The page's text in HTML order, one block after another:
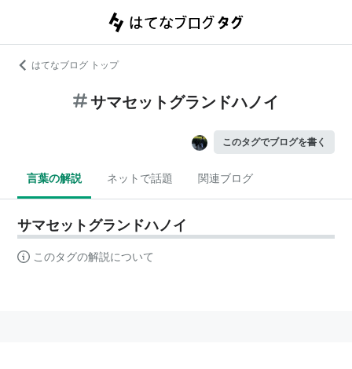
はてなブログ トップ
サマセットグランドハノイ
このタグでブログを書く
言葉の解説 ネットで話題 関連ブログ
サマセットグランドハノイ
このタグの解説について